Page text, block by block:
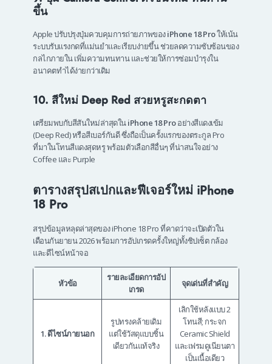
ขึ้น
Apple ปรับปรุงปุ่มควบคุมการถ่ายภาพของiPhone 18 Proให้เน้น
ระบบรับแรงกดที่แม่นยำและเรียบง่ายขึ้น ช่วยลดความซับซ้อนของ
กลไกภายใน เพิ่มความทนทาน และช่วยให้การซ่อมบำรุงใน
อนาคตทำได้ง่ายกว่าเดิม
10. สีใหม่ Deep Red สวยหรูสะกดตา
เตรียมพบกับสีสันใหม่ล่าสุดในiPhone 18 Proอย่างสีแดงเข้ม
(Deep Red) หรือสีเบอร์กันดี ซึ่งถือเป็นครั้งแรกของตระกูล Pro
ที่มาในโทนสีแดงสุดหรู พร้อมตัวเลือกสีอื่นๆ ที่น่าสนใจอย่าง
Coffee และ Purple
ตารางสรุปสเปกและฟีเจอร์ใหม่ iPhone
18 Pro
สรุปข้อมูลหลุดล่าสุดของ iPhone 18 Pro ที่คาดว่าจะเปิดตัวใน
เดือนกันยายน 2026 พร้อมการอัปเกรดครั้งใหญ่ทั้งชิปเซ็ต กล้อง
และดีไซน์หน้าจอ
หัวข้อ
รายละเอียดการอัป
เกรด
จุดเด่นที่สำคัญ
1. ดีไซน์ภายนอก
รูปทรงคล้ายเดิม
แต่ใช้วัสดุแบบชิ้น
เดียวกันแท้จริง
เลิกใช้หลังแบบ 2
โทนสี; กระจก
Ceramic Shield
และเฟรมดูเนียนตา
เป็นเนื้อเดียว